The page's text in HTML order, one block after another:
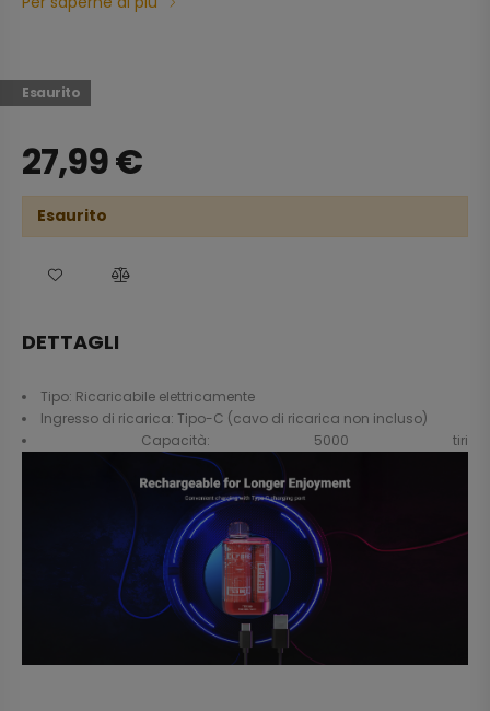
Esaurito
27,99€
Esaurito
DETTAGLI
Tipo: Ricaricabile elettricamente
Ingresso di ricarica: Tipo-C (cavo di ricarica non incluso)
Capacità: 5000 tiri